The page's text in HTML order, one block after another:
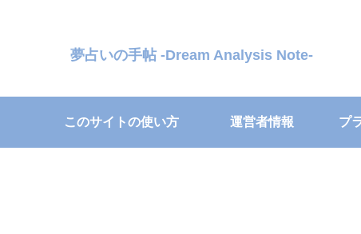
夢占いの手帖 -Dream Analysis Note-
このサイトの使い方 運営者情報 プ